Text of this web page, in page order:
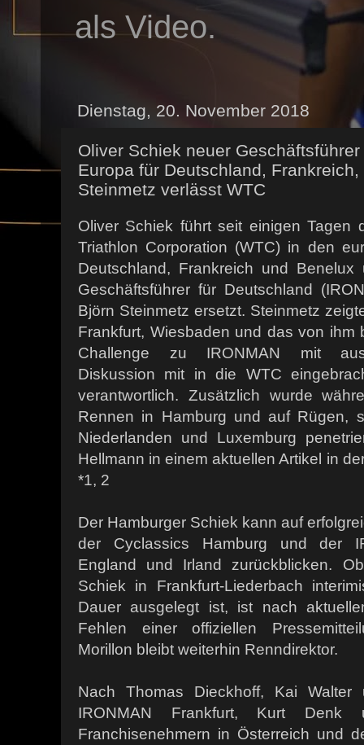
als Video.
Dienstag, 20. November 2018
Oliver Schiek neuer
Europa für Deutschland,
Steinmetz verlässt WTC
Oliver Schiek führt seit einigen Tagen
Triathlon Corporation (WTC) in den
Deutschland, Frankreich und
Geschäftsführer für Deutschland
Björn Steinmetz ersetzt. Steinmetz
Frankfurt, Wiesbaden und das von ihm
Challenge zu IRONMAN mit
Diskussion mit in die WTC
verantwortlich. Zusätzlich wurde
Rennen in Hamburg und auf Rügen,
Niederlanden und Luxemburg
Hellmann in einem aktuellen Artikel in
*1, 2
Der Hamburger Schiek kann auf
der Cyclassics Hamburg und der
England und Irland zurückblicken.
Schiek in Frankfurt-Liederbach
Dauer ausgelegt ist, ist nach
Fehlen einer offiziellen
Morillon bleibt weiterhin Renndirektor.
Nach Thomas Dieckhoff, Kai
IRONMAN Frankfurt, Kurt Denk
Franchisenehmern in Österreich und